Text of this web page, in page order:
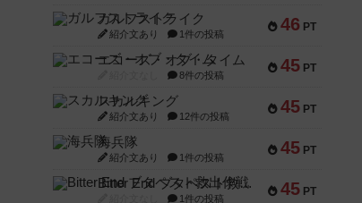
46 PT
ガルフストライク
紹介文あり 1件の投稿
45 PT
エコーズ・オブ・タイム
8件の投稿
45 PT
スカルキング
紹介文あり 12件の投稿
45 PT
海兵隊
紹介文あり 1件の投稿
45 PT
Bitter End ブタペスト救出作戦
1件の投稿